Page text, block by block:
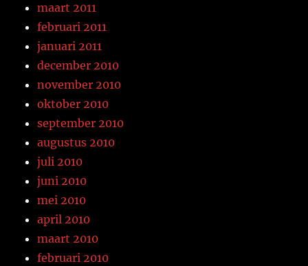
maart 2011
februari 2011
januari 2011
december 2010
november 2010
oktober 2010
september 2010
augustus 2010
juli 2010
juni 2010
mei 2010
april 2010
maart 2010
februari 2010